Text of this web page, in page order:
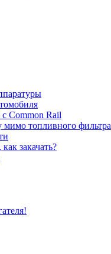
Common Rail
мимо топливного фильтра
закачать?